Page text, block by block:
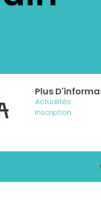
Plus
Actualités
Inscription